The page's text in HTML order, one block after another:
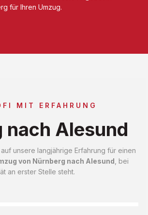
für Ihren Umzug.
MIT ERFAHRUNG
nach Alesund
unsere langjährige Erfahrung für einen
von Nürnberg nach Alesund , bei
an erster Stelle steht.